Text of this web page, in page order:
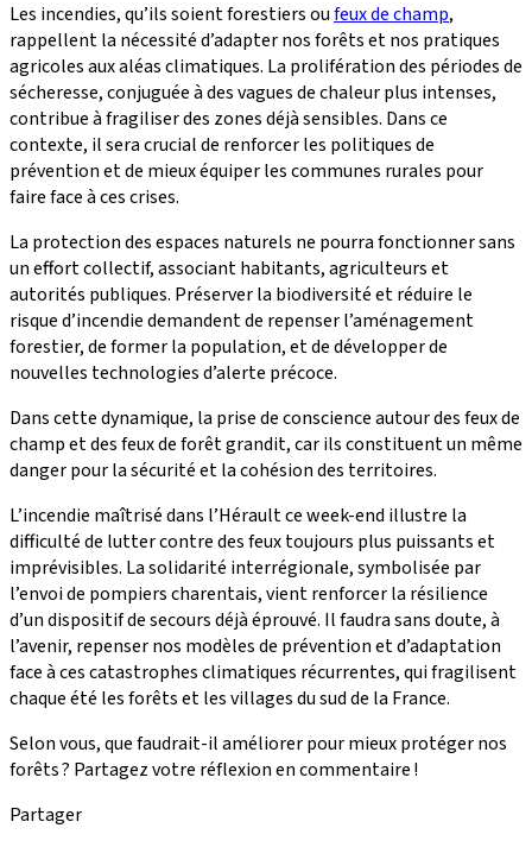
Les incendies, qu’ils soient forestiers oufeux de champ,
rappellent la nécessité d’adapter nos forêts et nos pratiques
agricoles aux aléas climatiques. La prolifération des périodes de
sécheresse, conjuguée à des vagues de chaleur plus intenses,
contribue à fragiliser des zones déjà sensibles. Dans ce
contexte, il sera crucial de renforcer les politiques de
prévention et de mieux équiper les communes rurales pour
faire face à ces crises.
La protection des espaces naturels ne pourra fonctionner sans
un effort collectif, associant habitants, agriculteurs et
autorités publiques. Préserver la biodiversité et réduire le
risque d’incendie demandent de repenser l’aménagement
forestier, de former la population, et de développer de
nouvelles technologies d’alerte précoce.
Dans cette dynamique, la prise de conscience autour des feux de
champ et des feux de forêt grandit, car ils constituent un même
danger pour la sécurité et la cohésion des territoires.
L’incendie maîtrisé dans l’Hérault ce week-end illustre la
difficulté de lutter contre des feux toujours plus puissants et
imprévisibles. La solidarité interrégionale, symbolisée par
l’envoi de pompiers charentais, vient renforcer la résilience
d’un dispositif de secours déjà éprouvé. Il faudra sans doute, à
l’avenir, repenser nos modèles de prévention et d’adaptation
face à ces catastrophes climatiques récurrentes, qui fragilisent
chaque été les forêts et les villages du sud de la France.
Selon vous, que faudrait-il améliorer pour mieux protéger nos
forêts ? Partagez votre réflexion en commentaire !
Partager